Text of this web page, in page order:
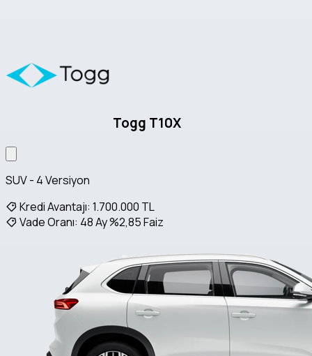
Togg T10X
SUV - 4 Versiyon
Kredi Avantajı: 1.700.000 TL
Vade Oranı: 48 Ay %2,85 Faiz